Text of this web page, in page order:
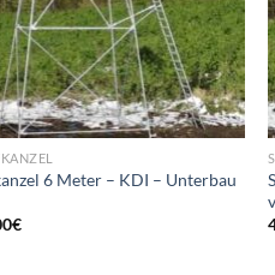
6 Meter – KDI – Unterbau
€